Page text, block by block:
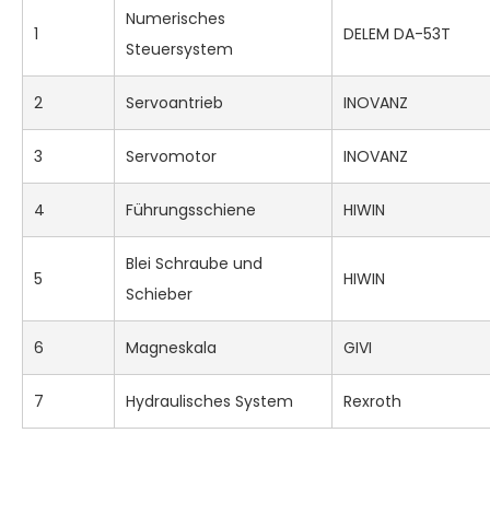
1
Numerisches
Steuersystem
DELEM DA-53T
2 Servoantrieb INOVANZ
3 Servomotor INOVANZ
4 Führungsschiene HIWIN
5
Blei Schraube und
Schieber
HIWIN
6 Magneskala GIVI
7 Hydraulisches System Rexroth